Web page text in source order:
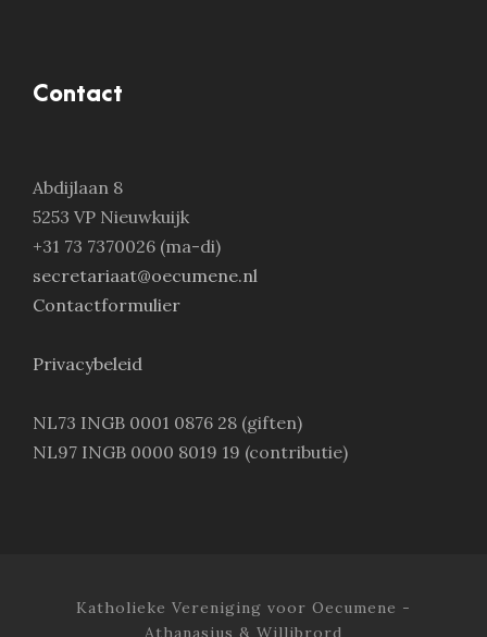
Contact
Abdijlaan 8
5253 VP Nieuwkuijk
+31 73 7370026 (ma-di)
secretariaat@oecumene.nl
Contactformulier
Privacybeleid
NL73 INGB 0001 0876 28 (giften)
NL97 INGB 0000 8019 19 (contributie)
Katholieke Vereniging voor Oecumene -
Athanasius & Willibrord